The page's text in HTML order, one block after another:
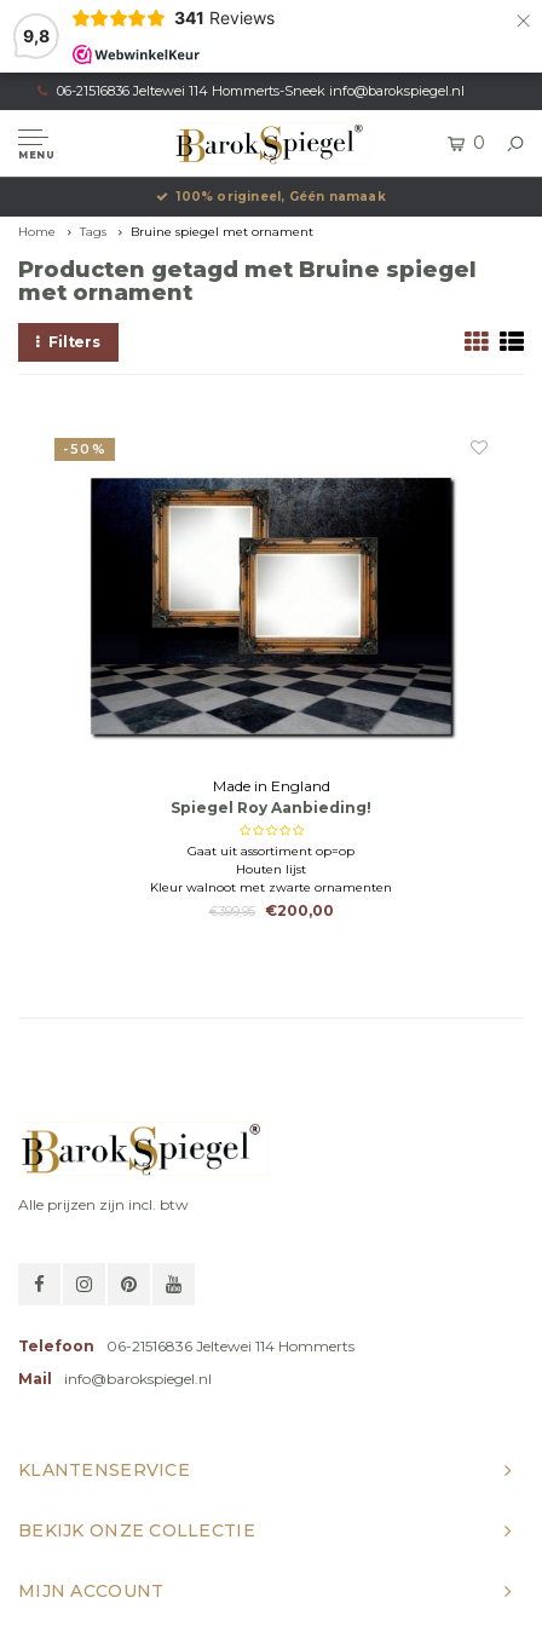
9,8
341 Reviews ×
06-21516836 Jeltewei 114 Hommerts-Sneek info@barokspiegel.nl
MENU
0
100% origineel, Géén namaak
Home Tags Bruine spiegel met ornament
Producten getagd met Bruine spiegel
met ornament
Filters
-50%
Made in England
Spiegel Roy Aanbieding!
Gaat uit assortiment op=op
Houten lijst
Kleur walnoot met zwarte ornamenten
€399,95
€200,00
Alle prijzen zijn incl. btw
Telefoon
06-21516836 Jeltewei 114 Hommerts
Mail
info@barokspiegel.nl
KLANTENSERVICE
BEKIJK ONZE COLLECTIE
MIJN ACCOUNT